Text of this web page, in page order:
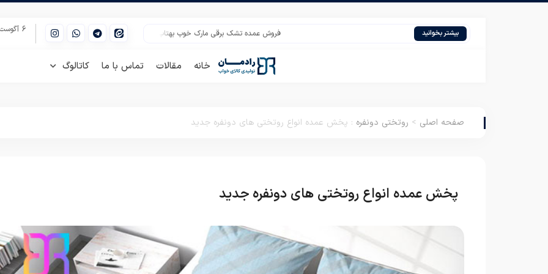
بیشتر بخوانید فروش عمده تشک برقی مارک خوب بهتاب شرکت پخش انواع بالش های فانتزی عروسکی 6 آگوست 2026
خانه مقالات تماس با ما کاتالوگ
صفحه اصلی > روتختی دونفره : پخش عمده انواع روتختی های دونفره جدید
پخش عمده انواع روتختی های دونفره جدید